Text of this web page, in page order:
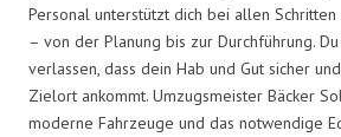
Personal unterstützt dich bei allen
– von der Planung bis zur Durchführung.
verlassen, dass dein Hab und Gut sicher
Zielort ankommt. Umzugsmeister Bäcker
moderne Fahrzeuge und das notwendige